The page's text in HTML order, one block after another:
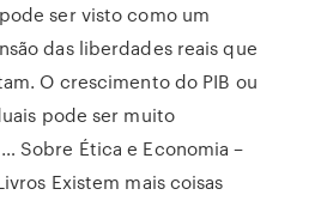
ser visto como um
das liberdades reais que
O crescimento do PIB ou
pode ser muito
Sobre Ética e Economia –
Existem mais coisas